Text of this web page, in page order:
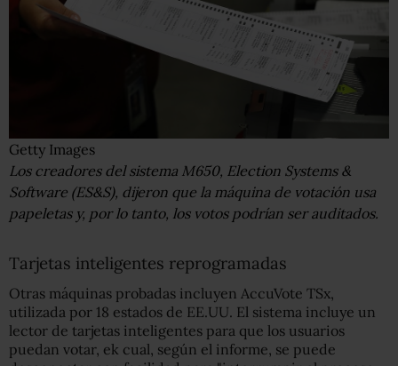
Getty Images
Los creadores del sistema M650, Election Systems &
Software (ES&S), dijeron que la máquina de votación usa
papeletas y, por lo tanto, los votos podrían ser auditados.
Tarjetas inteligentes reprogramadas
Otras máquinas probadas incluyen AccuVote TSx,
utilizada por 18 estados de EE.UU. El sistema incluye un
lector de tarjetas inteligentes para que los usuarios
puedan votar, ek cual, según el informe, se puede